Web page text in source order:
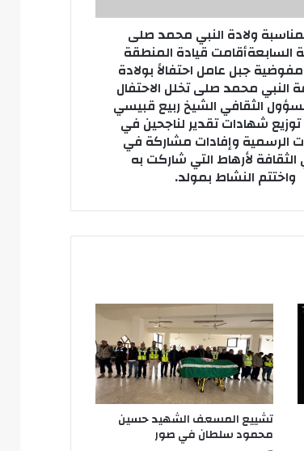
ولادة النبي محمد صلى
السابعةأقامت قيادة المنطقة
جبل عامل احتفالاً بولادة
النبي محمد صلى تخلل الاحتفال
الثقافي الشيخ ربيع قبيسي
شهادات تقدير لناجحين في
الرسمية وإفادات مشاركة في
الثقافة لأرهاط التي شاركت به
واختتم النشاط بمولد.
تشييع المسعف الشهيد حسين
محمود سلطان في صور